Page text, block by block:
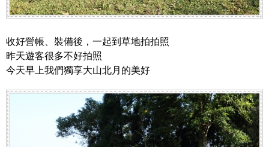
收好營帳、裝備後，一起到草地拍拍照
昨天遊客很多不好拍照
今天早上我們獨享大山北月的美好